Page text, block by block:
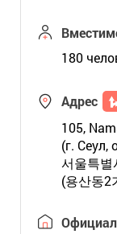
180
Адрес
105,
(г. Сеул,
서울특별
(용산동2